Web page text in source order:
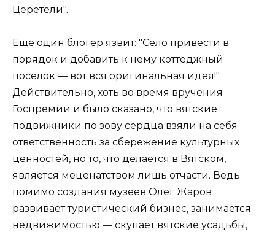
Церетели".
Еще один блогер язвит: "Село привести в
порядок и добавить к нему коттеджный
поселок — вот вся оригинальная идея!"
Действительно, хоть во время вручения
Госпремии и было сказано, что вятские
подвижники по зову сердца взяли на себя
ответственность за сбережение культурных
ценностей, но то, что делается в Вятском,
является меценатством лишь отчасти. Ведь
помимо создания музеев Олег Жаров
развивает туристический бизнес, занимается
недвижимостью — скупает вятские усадьбы,